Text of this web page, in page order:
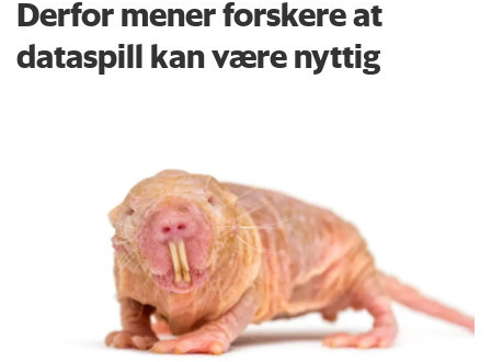
Derfor mener forskere at
dataspill kan være nyttig